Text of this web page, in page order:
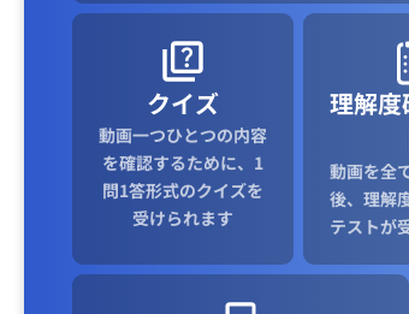
クイズ
動画一つひとつの内容
を確認するために、1
問1答形式のクイズを
受けられます
理解度
動画を全
後、理解
テストが